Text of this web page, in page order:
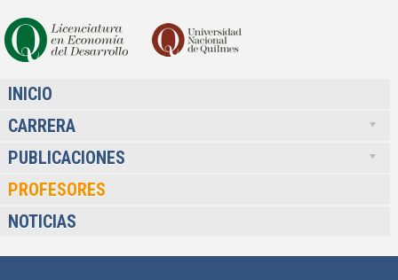
INICIO
CARRERA
PUBLICACIONES
PROFESORES
NOTICIAS